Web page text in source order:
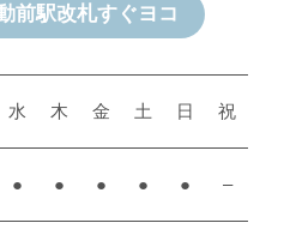
前駅改札すぐヨコ
水 木 金 土 日 祝
● ● ● ● ● –